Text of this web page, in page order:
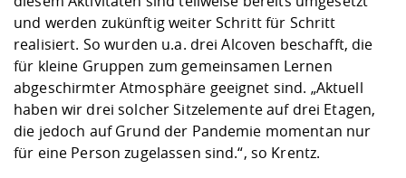
und werden zukünftig weiter Schritt für Schritt
realisiert. So wurden u.a. drei Alcoven beschafft, die
für kleine Gruppen zum gemeinsamen Lernen
abgeschirmter Atmosphäre geeignet sind. „Aktuell
haben wir drei solcher Sitzelemente auf drei Etagen,
die jedoch auf Grund der Pandemie momentan nur
für eine Person zugelassen sind.“, so Krentz.